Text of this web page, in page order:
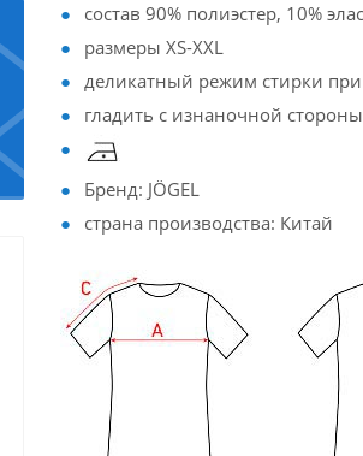
состав 90% полиэстер, 10%
размеры XS-XXL
деликатный режим стирки
гладить с изнаночной стороны
Бренд: JÖGEL
страна производства: Китай